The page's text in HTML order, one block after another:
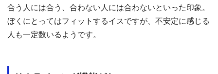
合う人には合う、合わない人には合わないといった印象。
ぼくにとってはフィットするイスですが、不安定に感じる
人も一定数いるようです。